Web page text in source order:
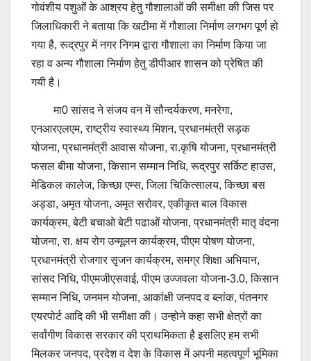
गोवंशीय पशुओं के आश्रय हेतु गौशालाओं की समीक्षा की जिस पर
जिलाधिकारी ने बताया कि खटीमा में गौशाला निर्माण लगभग पूर्ण हो
गया है, रूद्रपुर में नगर निगम द्वारा गौशाला का निर्माण किया जा
रहा व अन्य गौशाला निर्माण हेतु डीपीआर शासन को प्रेषित की
गयी है।
मा0 सांसद ने संजय वन में सौन्दर्यकरण, मनरेगा,
एनआरएलएम, राष्ट्रीय स्वास्थ्य मिशन, प्रधानमंत्री सड़क
योजना, प्रधानमंत्री आवास योजना, रा.कृषि योजना, प्रधानमंत्री
फसल बीमा योजना, किसान सम्मान निधि, रूद्रपुर सर्किट हाउस,
मेडिकल कालेज, किच्छा एम्स, जिला चिकित्सालय, किच्छा बस
अड्डा, अमृत योजना, अमृत सरोवर, एकीकृत बाल विकास
कार्यक्रम, बेटी बचाओ बेटी पढाओं योजना, प्रधानमंत्री मातृ वंदना
योजना, रा. क्षय रोग उन्मूलन कार्यक्रम, पीएम पोषण योजना,
प्रधानमंत्री रोजगार सृजन कार्यक्रम, समग्र शिक्षा अभियान,
सांसद निधि, पीएमजीएसवाई, पीएम उज्जवला योजना-3.0, किसान
सम्मान निधि, जनमन योजना, आकांक्षी जनपद व ब्लांक, पंतनगर
एयरपोर्ट आदि की भी समीक्षा की। उन्होने कहा सभी क्षेत्रों का
सर्वांगीण विकास सरकार की प्राथमिकता है इसलिए हम सभी
मिलकर जनपद, प्रदेश व देश के विकास में अपनी महत्वपूर्ण भूमिका